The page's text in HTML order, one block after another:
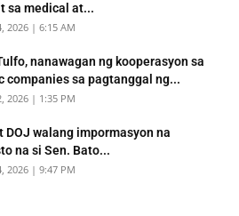
sa medical at...
2026 | 6:15 AM
nanawagan ng kooperasyon sa
companies sa pagtanggal ng...
2026 | 1:35 PM
DOJ walang impormasyon na
na si Sen. Bato...
2026 | 9:47 PM